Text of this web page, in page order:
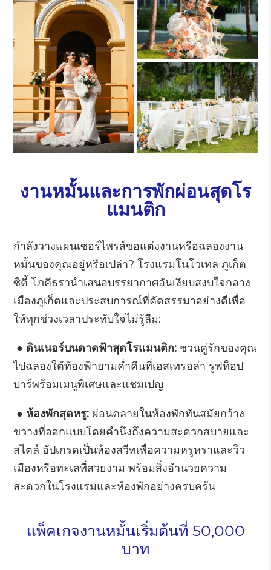
งานหมั้นและการพักผ่อนสุดโร
แมนติก
กำลังวางแผนเซอร์ไพรส์ขอแต่งงานหรือฉลองงาน
หมั้นของคุณอยู่หรือเปล่า? โรงแรมโนโวเทล ภูเก็ต
ซิตี้ โภคีธรานำเสนอบรรยากาศอันเงียบสงบใจกลาง
เมืองภูเก็ตและประสบการณ์ที่คัดสรรมาอย่างดีเพื่อ
ให้ทุกช่วงเวลาประทับใจไม่รู้ลืม:
● ดินเนอร์บนดาดฟ้าสุดโรแมนติก: ชวนคู่รักของคุณ
ไปฉลองใต้ท้องฟ้ายามค่ำคืนที่เอสเทรอล่า รูฟท็อป
บาร์พร้อมเมนูพิเศษและแชมเปญ
● ห้องพักสุดหรู: ผ่อนคลายในห้องพักทันสมัยกว้าง
ขวางที่ออกแบบโดยคำนึงถึงความสะดวกสบายและ
สไตล์ อัปเกรดเป็นห้องสวีทเพื่อความหรูหราและวิว
เมืองหรือทะเลที่สวยงาม พร้อมสิ่งอำนวยความ
สะดวกในโรงแรมและห้องพักอย่างครบครัน
แพ็คเกจงานหมั้นเริ่มต้นที่ 50,000
บาท